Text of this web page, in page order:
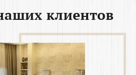
клиентов